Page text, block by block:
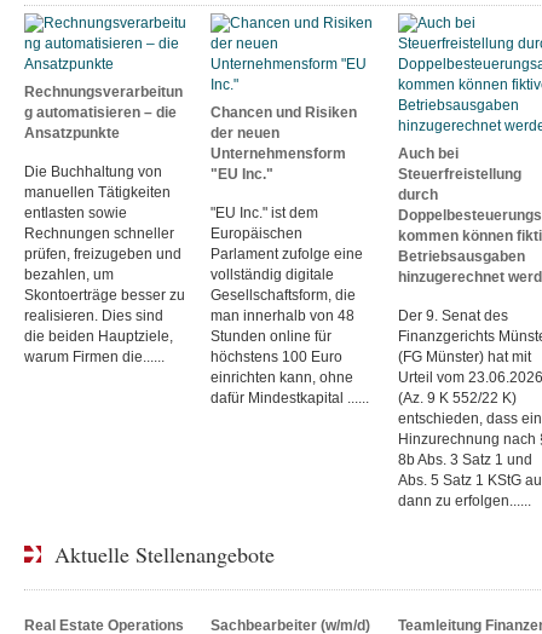
Rechnungsverarbeitun
g automatisieren – die
Ansatzpunkte
Die Buchhaltung von
manuellen Tätigkeiten
entlasten sowie
Rechnungen schneller
prüfen, freizugeben und
bezahlen, um
Skontoerträge besser zu
realisieren. Dies sind
die beiden Hauptziele,
warum Firmen die......
Chancen und Risiken
der neuen
Unternehmensform
"EU Inc."
"EU Inc." ist dem
Europäischen
Parlament zufolge eine
vollständig digitale
Gesellschaftsform, die
man innerhalb von 48
Stunden online für
höchstens 100 Euro
einrichten kann, ohne
dafür Mindestkapital ......
Auch bei
Steuerfreistellung
durch
kommen können
Betriebsausgaben
hinzugerechnet
Der 9. Senat des
Finanzgerichts
(FG Münster) hat mit
Urteil vom 23.06.2026
(Az. 9 K 552/22 K)
entschieden, dass
Hinzurechnung nach
8b Abs. 3 Satz 1 und
Abs. 5 Satz 1 KStG
dann zu erfolgen......
Aktuelle Stellenangebote
Real Estate Operations
Sachbearbeiter (w/m/d)
Teamleitung